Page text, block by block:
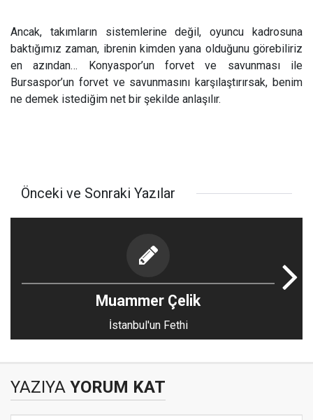
Ancak, takımların sistemlerine değil, oyuncu kadrosuna
baktığımız zaman, ibrenin kimden yana olduğunu görebiliriz
en azından… Konyaspor’un forvet ve savunması ile
Bursaspor’un forvet ve savunmasını karşılaştırırsak, benim
ne demek istediğim net bir şekilde anlaşılır.
Önceki ve Sonraki Yazılar
Muammer Çelik
İstanbul'un Fethi
YAZIYA YORUM KAT